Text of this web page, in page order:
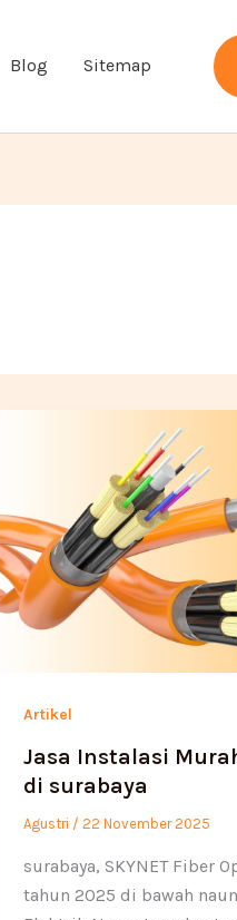
Blog Sitemap
Artikel
Jasa Instalasi
di surabaya
Agustri / 22 November 2025
surabaya, SKYNET Fiber
tahun 2025 di bawah